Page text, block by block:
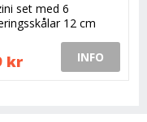
set med 6
12 cm
kr INFO